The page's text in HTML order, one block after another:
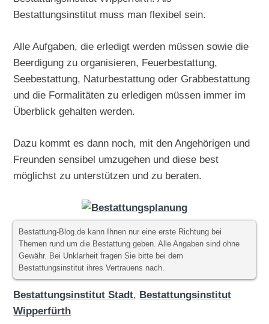
Bestattungsinstitut muss man flexibel sein.
Alle Aufgaben, die erledigt werden müssen sowie die
Beerdigung zu organisieren, Feuerbestattung,
Seebestattung, Naturbestattung oder Grabbestattung
und die Formalitäten zu erledigen müssen immer im
Überblick gehalten werden.
Dazu kommt es dann noch, mit den Angehörigen und
Freunden sensibel umzugehen und diese best
möglichst zu unterstützen und zu beraten.
Bestattung-Blog.de kann Ihnen nur eine erste Richtung bei
Themen rund um die Bestattung geben. Alle Angaben sind ohne
Gewähr. Bei Unklarheit fragen Sie bitte bei dem
Bestattungsinstitut ihres Vertrauens nach.
Bestattungsinstitut Stadt, Bestattungsinstitut
Wipperfürth